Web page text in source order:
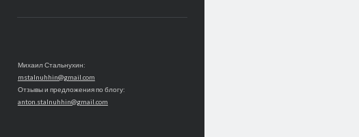
Михаил Стальнухин:
mstalnuhhin@gmail.com
Отзывы и предложения по блогу:
anton.stalnuhhin@gmail.com